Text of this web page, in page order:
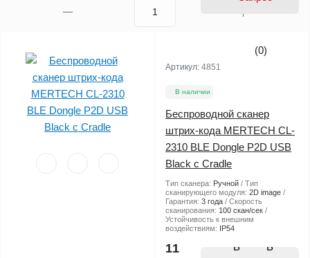
(0)
Артикул: 4851
В наличии
Беспроводной сканер
штрих-кода MERTECH CL-
2310 BLE Dongle P2D USB
Black с Cradle
Тип сканера: Ручной
Тип
сканирующего модуля: 2D image
Гарантия: 3 года
Скорость
сканирования: 100 скан/сек
Устойчивость к внешним
воздействиям: IP54
11
В